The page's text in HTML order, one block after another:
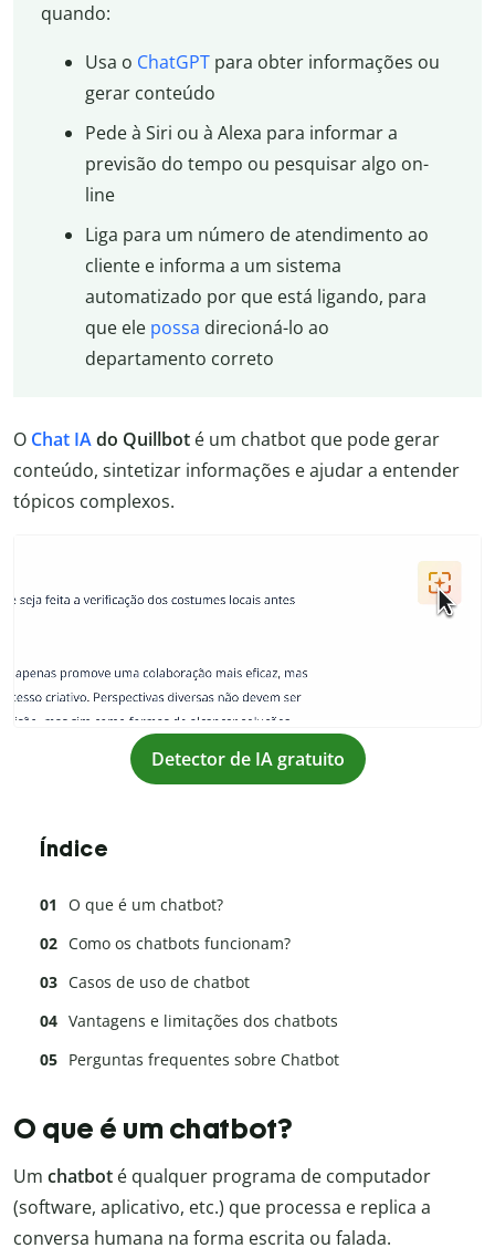
quando:
Usa o ChatGPTpara obter informações ou
gerar conteúdo
Pede à Siri ou à Alexa para informar a
previsão do tempo ou pesquisar algo on-
line
Liga para um número de atendimento ao
cliente e informa a um sistema
automatizado por que está ligando, para
que ele possa direcioná-lo ao
departamento correto
O Chat IAdo Quillbot é um chatbot que pode gerar
conteúdo, sintetizar informações e ajudar a entender
tópicos complexos.
Detector de IA gratuito
Índice
O que é um chatbot?
Como os chatbots funcionam?
Casos de uso de chatbot
Vantagens e limitações dos chatbots
Perguntas frequentes sobre Chatbot
O que é um chatbot?
Um chatbot é qualquer programa de computador
(software, aplicativo, etc.) que processa e replica a
conversa humana na forma escrita ou falada.